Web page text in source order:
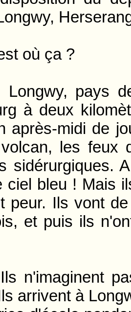
ça ?
pays de
à deux
après-midi de
les feux
sidérurgiques.
ciel bleu ! Mais
peur. Ils vont
et puis ils
pas :
arrivent à